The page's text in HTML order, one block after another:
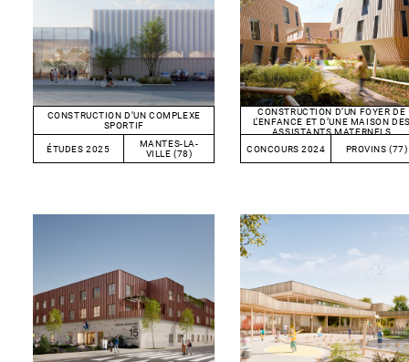
CONSTRUCTION D’UN COMPLEXE
SPORTIF
ÉTUDES 2025
MANTES-LA-
VILLE (78)
CONSTRUCTION D’UN FOYER DE
L’ENFANCE ET D’UNE MAISON
ASSISTANTS MATERNELS
CONCOURS 2024
PROVINS (77)